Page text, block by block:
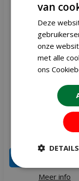
MaxiPack zaden
bloemenzee 100
Meer info
van
Deze
onze
met alle
ons